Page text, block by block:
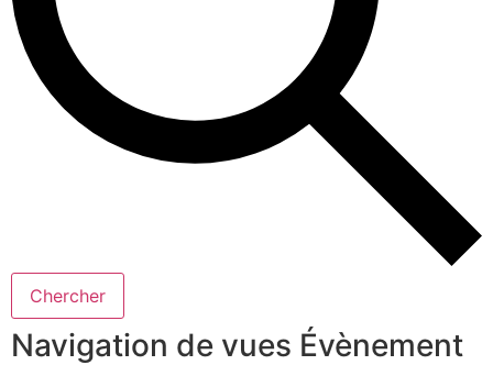
Chercher
Navigation de vues Évènement